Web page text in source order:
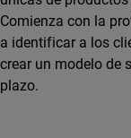
Comienza con la
a identificar a los
crear un modelo de
plazo.